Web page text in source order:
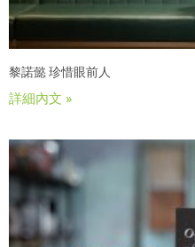
黎諾懿 珍惜眼前人
詳細內文 »